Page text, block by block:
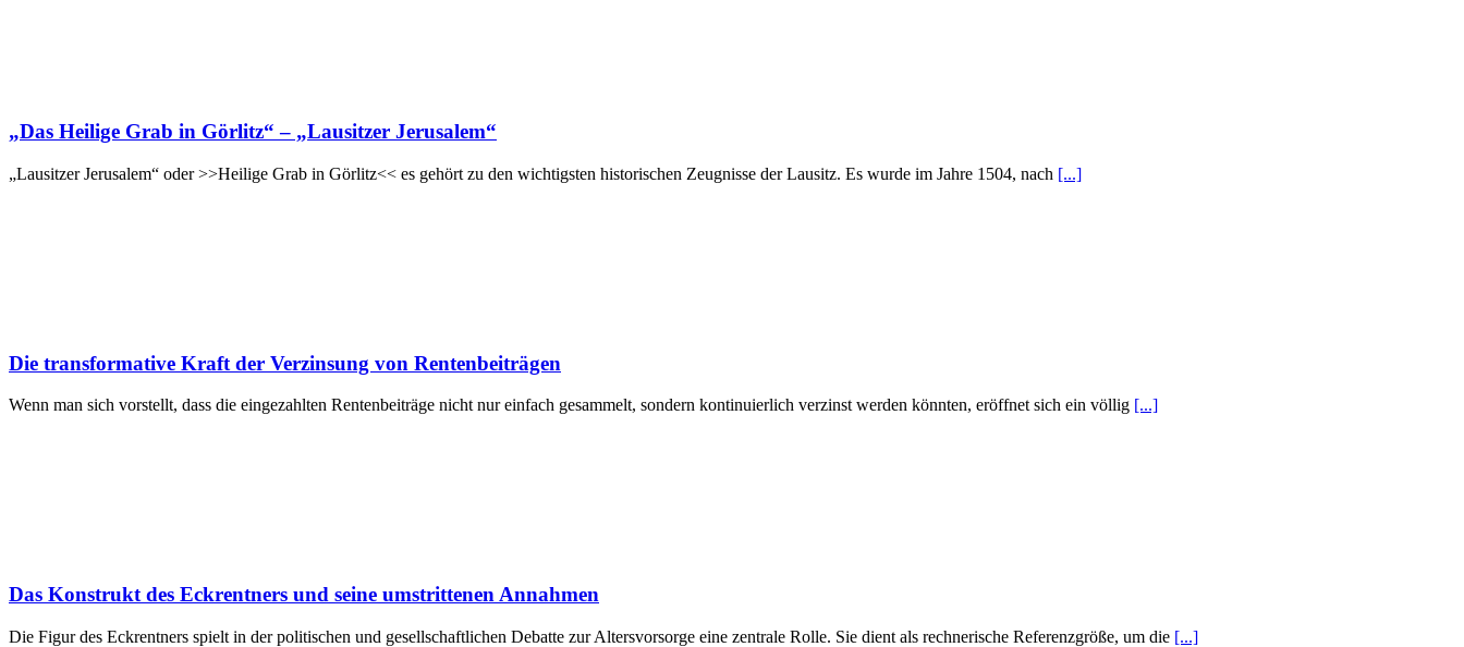
„Das Heilige Grab in Görlitz“ – „Lausitzer Jerusalem“
„Lausitzer Jerusalem“ oder >>Heilige Grab in Görlitz<< es gehört zu den wichtigsten historischen Zeugnisse der Lausitz. Es wurde im Jahre 1504, nach [...]
Die transformative Kraft der Verzinsung von Rentenbeiträgen
Wenn man sich vorstellt, dass die eingezahlten Rentenbeiträge nicht nur einfach gesammelt, sondern kontinuierlich verzinst werden könnten, eröffnet sich ein völlig [...]
Das Konstrukt des Eckrentners und seine umstrittenen Annahmen
Die Figur des Eckrentners spielt in der politischen und gesellschaftlichen Debatte zur Altersvorsorge eine zentrale Rolle. Sie dient als rechnerische Referenzgröße, um die [...]